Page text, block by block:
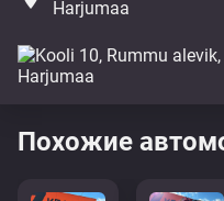
Harjumaa
Похожие